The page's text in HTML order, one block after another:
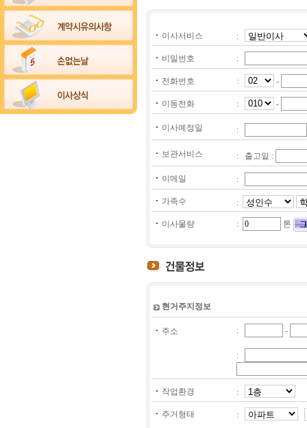
이사서비스 :
비밀번호 :
전화번호 : -
이동전화 : -
이사예정일 :
보관서비스 : 출고일 :
이메일 :
가족수 :
이사물량 : 톤
현거주지정보
주소 : -
:
작업환경 :
주거형태 :